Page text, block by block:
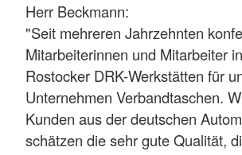
Herr Beckmann:
"Seit mehreren Jahrzehnten
Mitarbeiterinnen und Mitarbeiter
Rostocker DRK-Werkstätten für
Unternehmen Verbandtaschen.
Kunden aus der deutschen
schätzen die sehr gute Qualität,